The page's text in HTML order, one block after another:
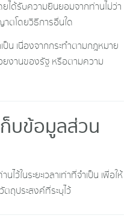
ได้รับความยินยอมจากท่านไม่ว่า
ตโดยวิธีการอื่นใด
น เนื่องจากกระทำตามกฎหมาย
งานของรัฐ หรือตามความ
ก็บข้อมูลส่วน
ในระยะเวลาเท่าที่จำเป็น เพื่อให้
ถุประสงค์ที่ระบุไว้